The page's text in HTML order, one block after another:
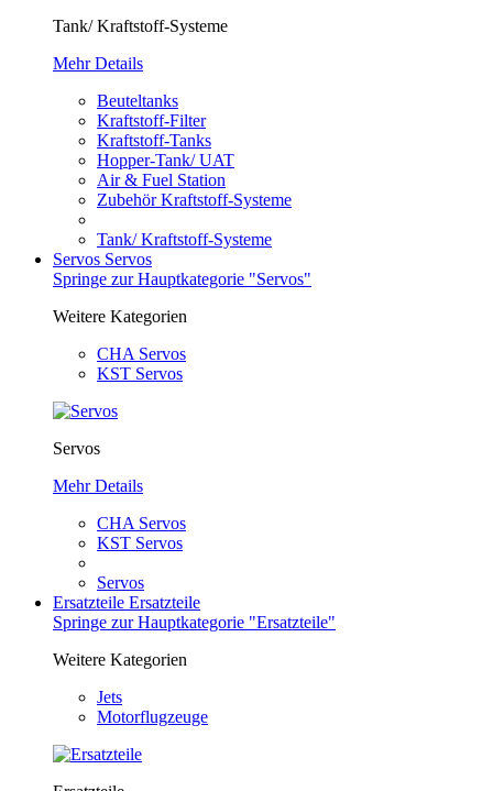
Tank/ Kraftstoff-Systeme
Mehr Details
Beuteltanks
Kraftstoff-Filter
Kraftstoff-Tanks
Hopper-Tank/ UAT
Air & Fuel Station
Zubehör Kraftstoff-Systeme
Tank/ Kraftstoff-Systeme
Servos Servos
Springe zur Hauptkategorie "Servos"
Weitere Kategorien
CHA Servos
KST Servos
Servos
Mehr Details
CHA Servos
KST Servos
Servos
Ersatzteile Ersatzteile
Springe zur Hauptkategorie "Ersatzteile"
Weitere Kategorien
Jets
Motorflugzeuge